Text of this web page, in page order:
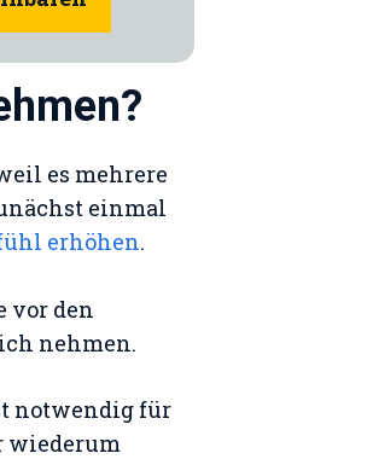
es mehrere
einmal
erhöhen.
vor den
nehmen.
notwendig für
wiederum